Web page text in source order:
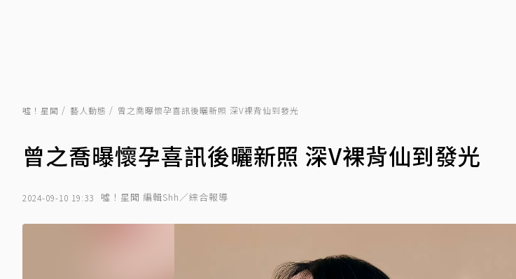
噓！星聞 藝人動態 曾之喬曝懷孕喜訊後曬新照 深V裸背仙到發光
曾之喬曝懷孕喜訊後曬新照 深V裸背仙到發光
2024-09-10 19:33 噓！星聞 編輯Shh／綜合報導